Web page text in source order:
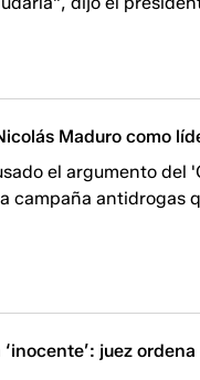
Maduro como
el argumento del
campaña antidrogas
juez